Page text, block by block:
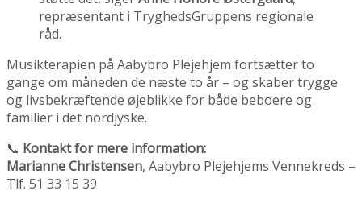
repræsentant i TryghedsGruppens regionale
råd.
Musikterapien på Aabybro Plejehjem fortsætter to
gange om måneden de næste to år – og skaber trygge
og livsbekræftende øjeblikke for både beboere og
familier i det nordjyske.
📞 Kontakt for mere information:
Marianne Christensen, Aabybro Plejehjems Vennekreds –
Tlf. 51 33 15 39